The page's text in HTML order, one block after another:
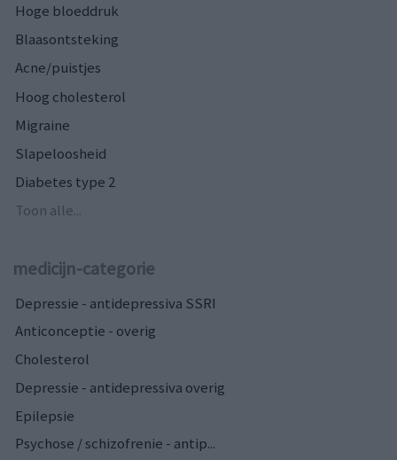
Hoge bloeddruk
Blaasontsteking
Acne/puistjes
Hoog cholesterol
Migraine
Slapeloosheid
Diabetes type 2
Toon alle...
medicijn-categorie
Depressie - antidepressiva SSRI
Anticonceptie - overig
Cholesterol
Depressie - antidepressiva overig
Epilepsie
Psychose / schizofrenie - antip...